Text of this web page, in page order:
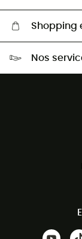
Shopping
Nos